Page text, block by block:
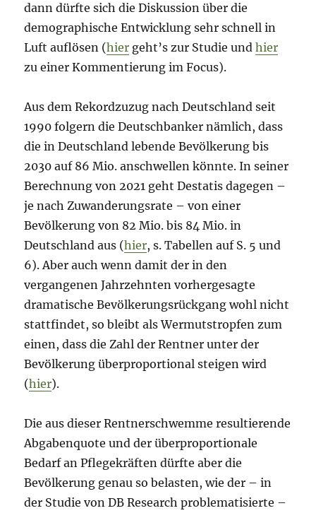
dann dürfte sich die Diskussion über die
demographische Entwicklung sehr schnell in
Luft auflösen (hier geht’s zur Studie undhier
zu einer Kommentierung im Focus).
Aus dem Rekordzuzug nach Deutschland seit
1990 folgern die Deutschbanker nämlich, dass
die in Deutschland lebende Bevölkerung bis
2030 auf 86 Mio. anschwellen könnte. In seiner
Berechnung von 2021 geht Destatis dagegen –
je nach Zuwanderungsrate – von einer
Bevölkerung von 82 Mio. bis 84 Mio. in
Deutschland aus (hier, s. Tabellen auf S. 5 und
6). Aber auch wenn damit der in den
vergangenen Jahrzehnten vorhergesagte
dramatische Bevölkerungsrückgang wohl nicht
stattfindet, so bleibt als Wermutstropfen zum
einen, dass die Zahl der Rentner unter der
Bevölkerung überproportional steigen wird
(hier).
Die aus dieser Rentnerschwemme resultierende
Abgabenquote und der überproportionale
Bedarf an Pflegekräften dürfte aber die
Bevölkerung genau so belasten, wie der – in
der Studie von DB Research problematisierte –